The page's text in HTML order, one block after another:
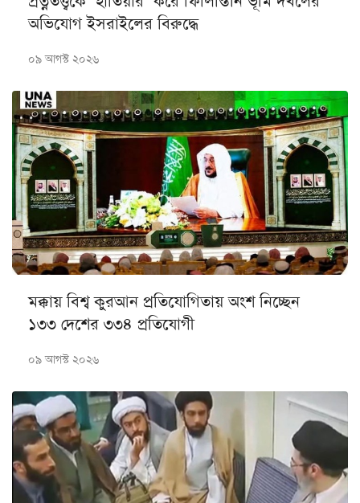
অভিযোগ ইসরাইলের বিরুদ্ধে
০৯ আগস্ট ২০২৬
মক্কায় বিশ্ব কুরআন প্রতিযোগিতায় অংশ নিচ্ছেন
১৩৩ দেশের ৩৩৪ প্রতিযোগী
০৯ আগস্ট ২০২৬